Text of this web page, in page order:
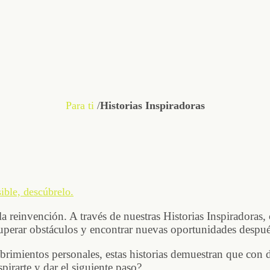
Para ti/Historias Inspiradoras
descúbrelo.
A través de nuestras Historias Inspiradoras,
obstáculos y encontrar nuevas oportunidades
personales, estas historias demuestran que
y dar el siguiente paso?